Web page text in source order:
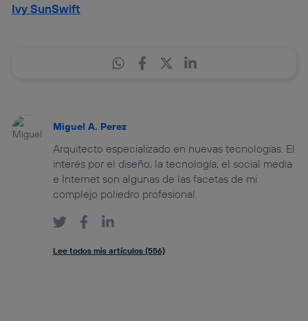
Ivy SunSwift
Miguel A. Perez
Arquitecto especializado en nuevas tecnologías. El
interés por el diseño, la tecnología, el social media
e Internet son algunas de las facetas de mi
complejo poliedro profesional.
Lee todos mis artículos (556)